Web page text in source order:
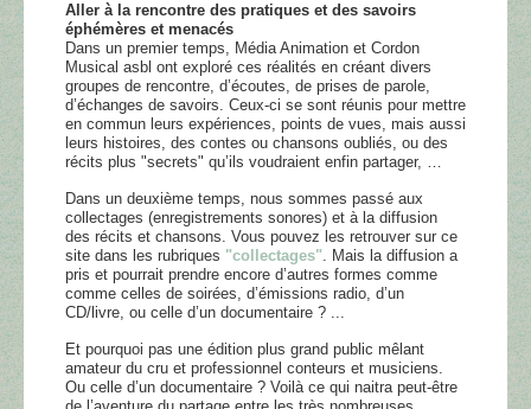
Aller à la rencontre des pratiques et des savoirs
éphémères et menacés
Dans un premier temps, Média Animation et Cordon
Musical asbl ont exploré ces réalités en créant divers
groupes de rencontre, d’écoutes, de prises de parole,
d’échanges de savoirs. Ceux-ci se sont réunis pour mettre
en commun leurs expériences, points de vues, mais aussi
leurs histoires, des contes ou chansons oubliés, ou des
récits plus "secrets" qu’ils voudraient enfin partager, …
Dans un deuxième temps, nous sommes passé aux
collectages (enregistrements sonores) et à la diffusion
des récits et chansons. Vous pouvez les retrouver sur ce
site dans les rubriques "collectages". Mais la diffusion a
pris et pourrait prendre encore d’autres formes comme
comme celles de soirées, d’émissions radio, d’un
CD/livre, ou celle d’un documentaire ? ...
Et pourquoi pas une édition plus grand public mêlant
amateur du cru et professionnel conteurs et musiciens.
Ou celle d’un documentaire ? Voilà ce qui naitra peut-être